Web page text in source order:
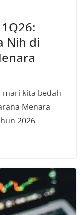
Nih di
mari kita bedah
Menara
2026....